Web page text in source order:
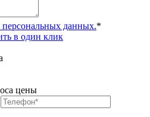
персональных данных.*
в один клик
цены